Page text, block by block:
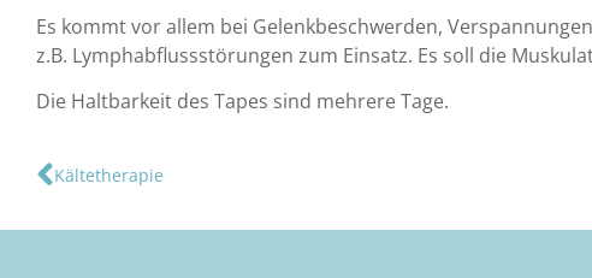
Es kommt vor allem bei Gelenkbeschwerden,
z.B. Lymphabflussstörungen zum Einsatz. Es soll die
Die Haltbarkeit des Tapes sind mehrere Tage.
Kältetherapie